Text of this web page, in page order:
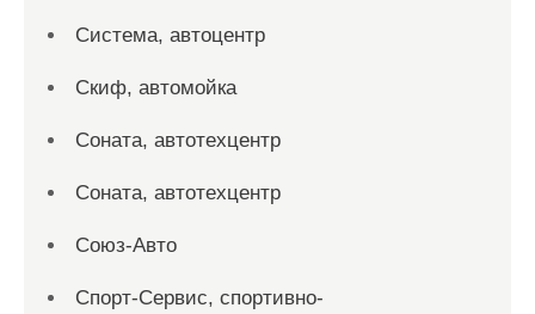
Система, автоцентр
Скиф, автомойка
Соната, автотехцентр
Соната, автотехцентр
Союз-Авто
Спорт-Сервис, спортивно-